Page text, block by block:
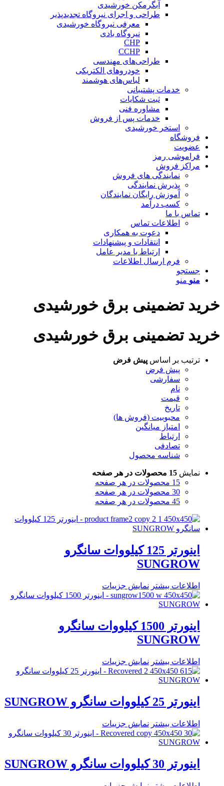
آبگرمکن خورشیدی
طراحی و اجرای نیروگاه تجدیدپذیر
معرفی نیروگاه خورشیدی
نیروگاه بادی
CHP
CCHP
طراحی‌های مهندسی
خودروهای الکتریکی
لباس‌های هوشمند
خدمات پشتیبانی
ثبت شکایات
مشاوره فنی
خدمات پس از فروش
استخر خورشیدی
فروشگاه
عضویت
فراموشی رمز
مراکز فروش
نمایندگی های فروش
پذیرش نمایندگی
آموزش رایگان نمایندگان
کسب درآمد
تماس با ما
اطلاعات تماس
دعوت به همکاری
انتقادات و پیشنهادات
ارتباط با مدیر عامل
فرم ارسال اطلاعات
جستجو
منو منو
خرید تضمینی برق خورشیدی
خرید تضمینی برق خورشیدی
ترتیب بر اساس پیش فرض
پیش فرض
سفارشی
نام
قیمت
تاریخ
محبوبیت (فروش ها)
امتیاز میانگین
ارتباط
تصادفی
شناسه محصول
نمایش 15 محصولات در هر صفحه
15 محصولات در هر صفحه
30 محصولات در هر صفحه
45 محصولات در هر صفحه
اینورتر 125 کیلووات سانگرو
SUNGROW
اطلاعات بیشتر نمایش جزییات
اینورتر 1500 کیلووات سانگرو
SUNGROW
اطلاعات بیشتر نمایش جزییات
اینورتر 25 کیلووات سانگرو SUNGROW
اطلاعات بیشتر نمایش جزییات
اینورتر 30 کیلووات سانگرو SUNGROW